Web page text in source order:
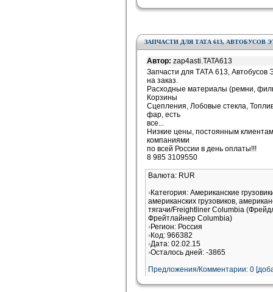
ЗАПЧАСТИ ДЛЯ ТАТА 613, АВТОБУСОВ
Автор: zap4asti.TATA613
Запчасти для ТАТА 613,
на заказ.
Расходные материалы (ремни,
Корзины
Сцепления, Лобовые стекла,
фар, есть
все...
Низкие цены, постоянным
компаниями
по всей России в день оплаты!!!
8 985 3109550
Валюта: RUR
Категория: Американские
американских грузовиков,
тягачи/Freightliner Columbia
Фрейтлайнер Columbia)
Регион: Россия
Код: 966382
Дата: 02.02.15
Осталось дней: -3865
Предложения/Комментарии: 0